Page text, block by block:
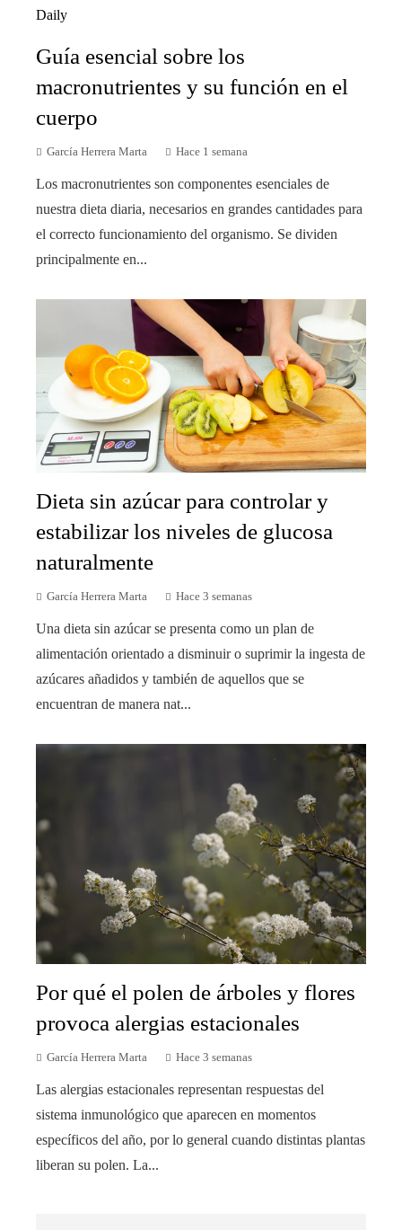
Guía esencial sobre los
macronutrientes y su función en el
cuerpo
García Herrera Marta Hace 1 semana
Los macronutrientes son componentes esenciales de
nuestra dieta diaria, necesarios en grandes cantidades para
el correcto funcionamiento del organismo. Se dividen
principalmente en...
Dieta sin azúcar para controlar y
estabilizar los niveles de glucosa
naturalmente
García Herrera Marta Hace 3 semanas
Una dieta sin azúcar se presenta como un plan de
alimentación orientado a disminuir o suprimir la ingesta de
azúcares añadidos y también de aquellos que se
encuentran de manera nat...
Por qué el polen de árboles y flores
provoca alergias estacionales
García Herrera Marta Hace 3 semanas
Las alergias estacionales representan respuestas del
sistema inmunológico que aparecen en momentos
específicos del año, por lo general cuando distintas plantas
liberan su polen. La...